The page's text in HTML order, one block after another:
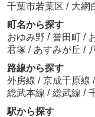
千葉市若葉区 / 大網
町名から探す
おゆみ野 / 誉田町 /
君塚 / あすみが丘 /
路線から探す
外房線 / 京成千原線 /
総武本線 / 総武線 /
駅から探す